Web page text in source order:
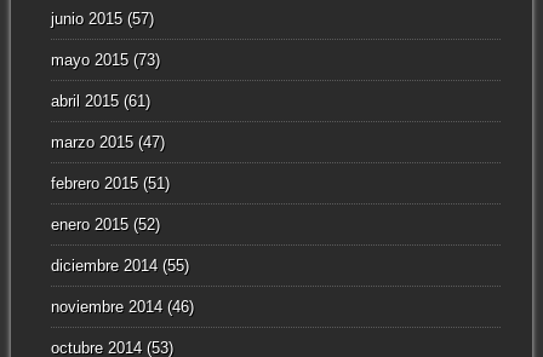
junio 2015(57)
mayo 2015(73)
abril 2015(61)
marzo 2015(47)
febrero 2015(51)
enero 2015(52)
diciembre 2014(55)
noviembre 2014(46)
octubre 2014(53)